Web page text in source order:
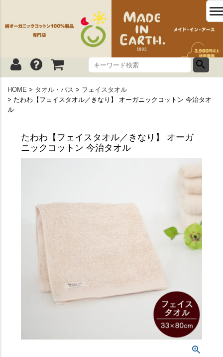
HOME タオル・バス
フェイスタオル
たわわ【フェイスタオル／きなり】 オーガニックコットン 今治タオ
ル
たわわ【フェイスタオル／きなり】 オーガ
ニックコットン 今治タオル